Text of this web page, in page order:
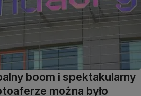
boom i spektakularny
można było